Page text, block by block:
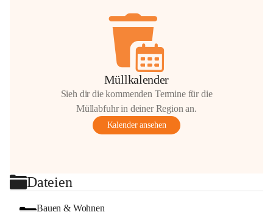
Müllkalender
Sieh dir die kommenden Termine für die
Müllabfuhr in deiner Region an.
Kalender ansehen
Dateien
Bauen & Wohnen